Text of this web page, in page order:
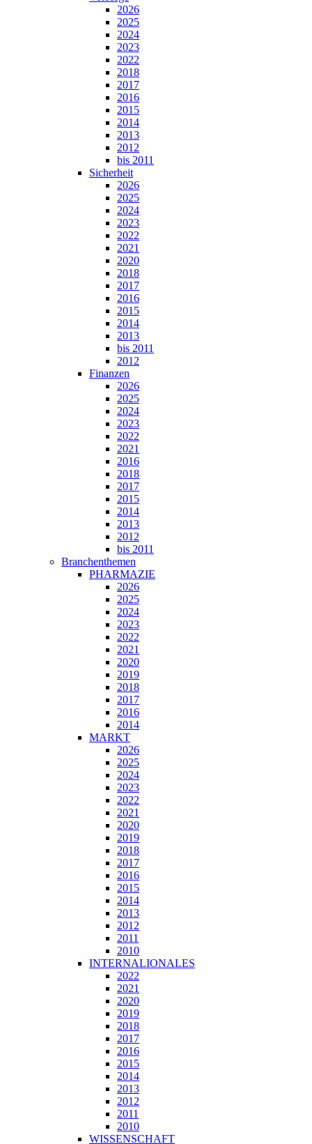
2026
2025
2024
2023
2022
2018
2017
2016
2015
2014
2013
2012
bis 2011
Sicherheit
2026
2025
2024
2023
2022
2021
2020
2018
2017
2016
2015
2014
2013
bis 2011
2012
Finanzen
2026
2025
2024
2023
2022
2021
2016
2018
2017
2015
2014
2013
2012
bis 2011
Branchenthemen
PHARMAZIE
2026
2025
2024
2023
2022
2021
2020
2019
2018
2017
2016
2014
MARKT
2026
2025
2024
2023
2022
2021
2020
2019
2018
2017
2016
2015
2014
2013
2012
2011
2010
INTERNALIONALES
2022
2021
2020
2019
2018
2017
2016
2015
2014
2013
2012
2011
2010
WISSENSCHAFT